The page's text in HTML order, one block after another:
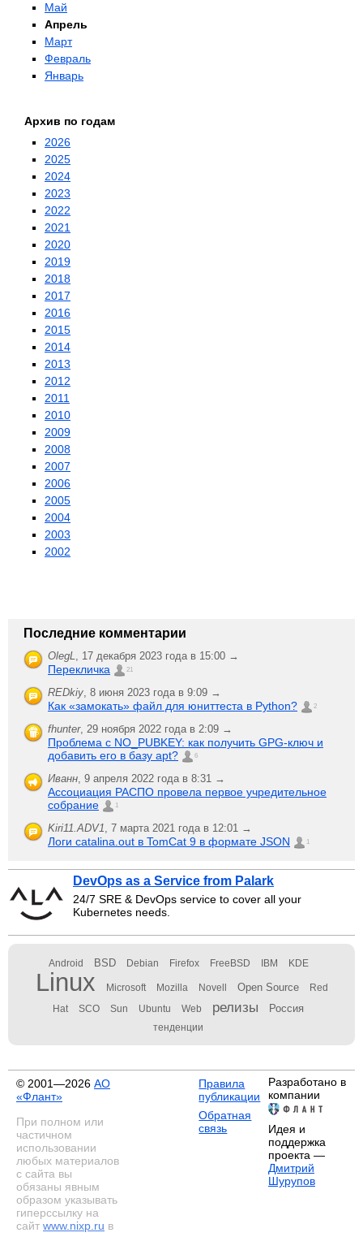
Май
Апрель
Март
Февраль
Январь
Архив по годам
2026
2025
2024
2023
2022
2021
2020
2019
2018
2017
2016
2015
2014
2013
2012
2011
2010
2009
2008
2007
2006
2005
2004
2003
2002
Последние комментарии
OlegL, 17 декабря 2023 года в 15:00 →
Перекличка 21
REDkiy, 8 июня 2023 года в 9:09 →
Как «замокать» файл для юниттеста в Python? 2
fhunter, 29 ноября 2022 года в 2:09 →
Проблема с NO_PUBKEY: как получить GPG-ключ и
добавить его в базу apt?
6
Иванн, 9 апреля 2022 года в 8:31 →
Ассоциация РАСПО провела первое учредительное
собрание
1
Kiri11.ADV1, 7 марта 2021 года в 12:01 →
Логи catalina.out в TomCat 9 в формате JSON 1
DevOps as a Service from Palark
24/7 SRE & DevOps service to cover all your
Kubernetes needs.
Android BSD Debian Firefox FreeBSD IBM KDE
Linux Microsoft Mozilla Novell Open Source Red
Hat SCO Sun Ubuntu Web релизы Россия
тенденции
© 2001—2026 АО
«Флант»
При полном или
частичном
использовании
любых материалов
с сайта вы
обязаны явным
образом указывать
гиперссылку на
сайт www.nixp.ru в
Правила
публикации
Обратная
связь
Разработано в
компании
Идея и
поддержка
проекта —
Дмитрий
Шурупов